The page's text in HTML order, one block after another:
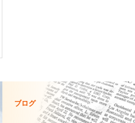
ブログ